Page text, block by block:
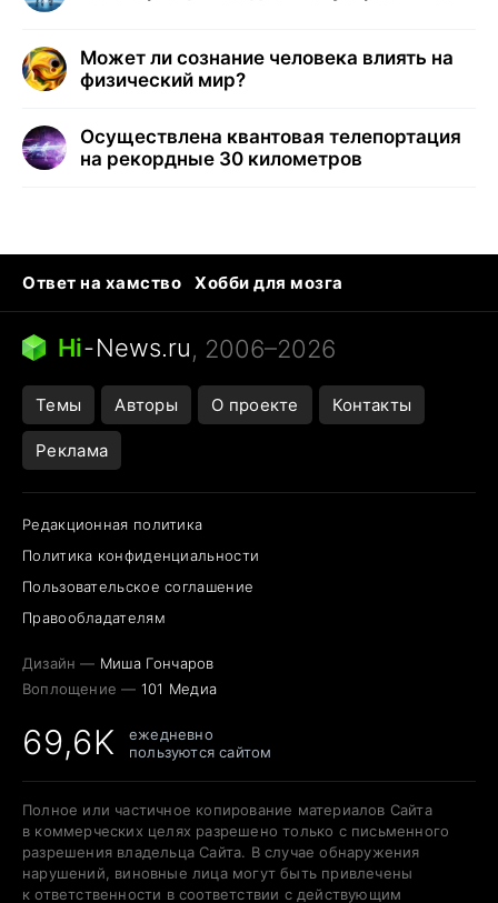
Может ли сознание человека влиять на
физический мир?
Осуществлена квантовая телепортация
на рекордные 30 километров
Ответ на хамство
Хобби для мозга
Бензин 100 vs 95
Тунцы в океанариуме
Следующая пандемия
Hi-News.ru, 2006–2026
Темы Авторы О проекте Контакты
Реклама
Редакционная политика
Политика конфиденциальности
Пользовательское соглашение
Правообладателям
Дизайн — Миша Гончаров
Воплощение — 101 Медиа
69,6K
ежедневно
пользуются сайтом
Полное или частичное копирование материалов Сайта
в коммерческих целях разрешено только с письменного
разрешения владельца Сайта. В случае обнаружения
нарушений, виновные лица могут быть привлечены
к ответственности в соответствии с действующим